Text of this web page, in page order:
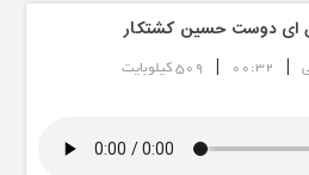
ای دوست حسین کشتکار
|
00:32
| 509 کیلوبایت